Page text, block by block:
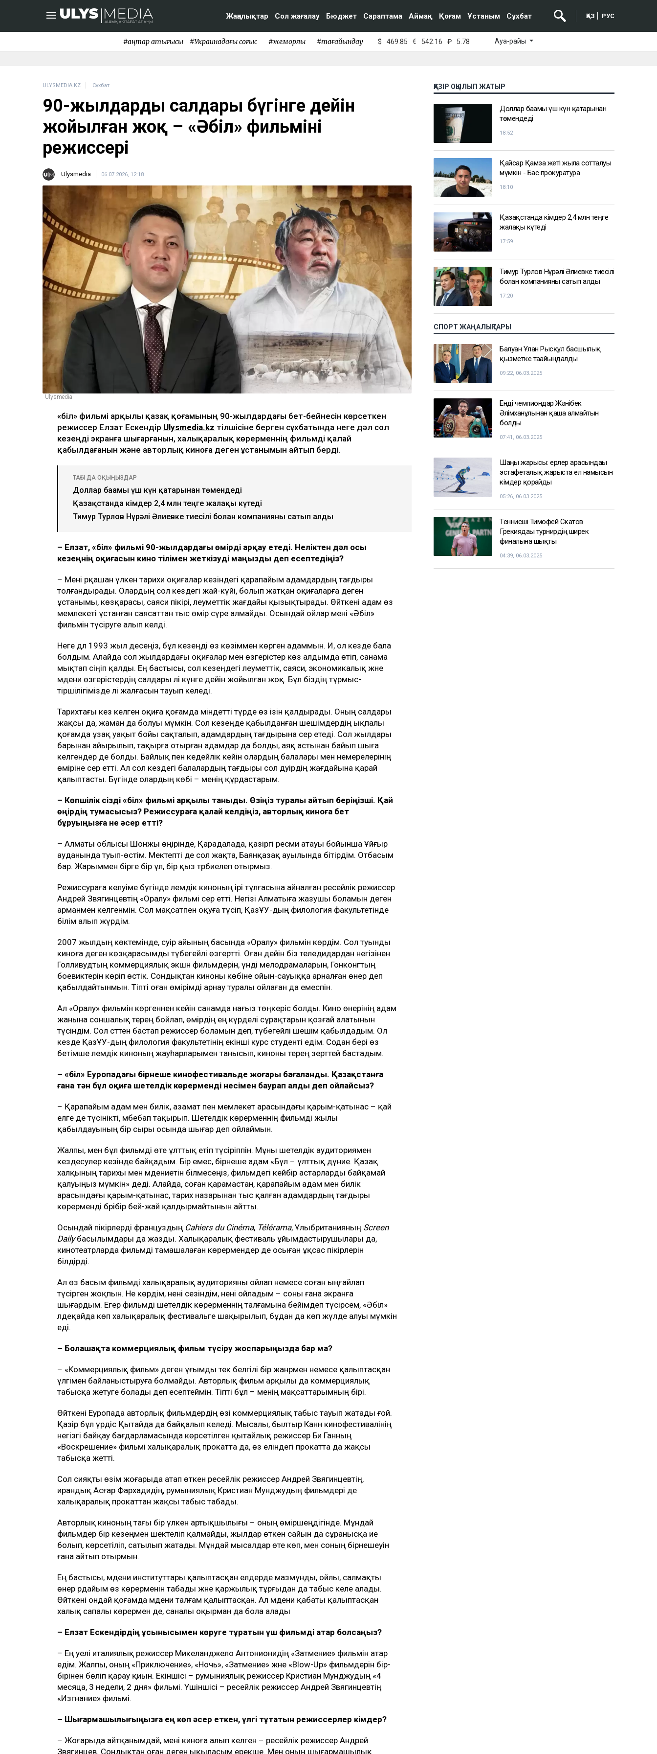
Жаңалықтар Сол жағалау Бюджет Сараптама Аймақ Қоғам Ұстаным Сұхбат ҚАЗ РУС
#қаңтар қақтығысы #Украинадағы соғыс #жемқорлық #тағайындау $ 469.85 € 542.16 ₽ 5.78 Ауа-райы
ULYSMEDIA.KZ Сұхбат
90-жылдардың салдары бүгінге дейін
жойылған жоқ – «Әбіл» фильмінің
режиссері
Ulysmedia 06.07.2026, 12:18
Ulysmedia
«Әбіл» фильмі арқылы қазақ қоғамының 90-жылдардағы бет-бейнесін көрсеткен
режиссер Елзат Ескендір Ulysmedia.kz тілшісіне берген сұхбатында неге дәл сол
кезеңді экранға шығарғанын, халықаралық көрерменнің фильмді қалай
қабылдағанын және авторлық киноға деген ұстанымын айтып берді.
ТАҒЫ ДА ОҚЫҢЫЗДАР
Доллар бағамы үш күн қатарынан төмендеді
Қазақстанда кімдер 2,4 млн теңге жалақы күтеді
Тимур Турлов Нұрәлі Әлиевке тиесілі болған компанияны сатып алды
– Елзат, «Әбіл» фильмі 90-жылдардағы өмірді арқау етеді. Неліктен дәл осы
кезеңнің оқиғасын кино тілімен жеткізуді маңызды деп есептедіңіз?
– Мені әрқашан үлкен тарихи оқиғалар кезіндегі қарапайым адамдардың тағдыры
толғандырады. Олардың сол кездегі жай-күйі, болып жатқан оқиғаларға деген
ұстанымы, көзқарасы, саяси пікірі, әлеуметтік жағдайы қызықтырады. Өйткені адам өз
мемлекеті ұстанған саясаттан тыс өмір сүре алмайды. Осындай ойлар мені «Әбіл»
фильмін түсіруге алып келді.
Неге дәл 1993 жыл десеңіз, бұл кезеңді өз көзіммен көрген адаммын. Иә, ол кезде бала
болдым. Алайда сол жылдардағы оқиғалар мен өзгерістер көз алдымда өтіп, санама
мықтап сіңіп қалды. Ең бастысы, сол кезеңдегі әлеуметтік, саяси, экономикалық және
мәдени өзгерістердің салдары әлі күнге дейін жойылған жоқ. Бұл біздің тұрмыс-
тіршілігімізде әлі жалғасын тауып келеді.
Тарихтағы кез келген оқиға қоғамда міндетті түрде өз ізін қалдырады. Оның салдары
жақсы да, жаман да болуы мүмкін. Сол кезеңде қабылданған шешімдердің ықпалы
қоғамда ұзақ уақыт бойы сақталып, адамдардың тағдырына әсер етеді. Сол жылдары
барынан айырылып, тақырға отырған адамдар да болды, аяқ астынан байып шыға
келгендер де болды. Байлық пен кедейлік кейін олардың балалары мен немерелерінің
өміріне әсер етті. Ал сол кездегі балалардың тағдыры сол дәуірдің жағдайына қарай
қалыптасты. Бүгінде олардың көбі – менің құрдастарым.
– Көпшілік сізді «Әбіл» фильмі арқылы таныды. Өзіңіз туралы айтып беріңізші. Қай
өңірдің тумасысыз? Режиссураға қалай келдіңіз, авторлық киноға бет
бұруыңызға не әсер етті?
– Алматы облысы Шонжы өңірінде, Қарадалада, қазіргі ресми атауы бойынша Ұйғыр
ауданында туып-өстім. Мектепті де сол жақта, Баянқазақ ауылында бітірдім. Отбасым
бар. Жарыммен бірге бір ұл, бір қыз тәрбиелеп отырмыз.
Режиссураға келуіме бүгінде әлемдік киноның ірі тұлғасына айналған ресейлік режиссер
Андрей Звягинцевтің «Оралу» фильмі әсер етті. Негізі Алматыға жазушы боламын деген
арманмен келгенмін. Сол мақсатпен оқуға түсіп, ҚазҰУ-дың филология факультетінде
білім алып жүрдім.
2007 жылдың көктемінде, сәуір айының басында «Оралу» фильмін көрдім. Сол туынды
киноға деген көзқарасымды түбегейлі өзгертті. Оған дейін біз теледидардан негізінен
Голливудтың коммерциялық экшн фильмдерін, үнді мелодрамаларын, Гонконгтың
боевиктерін көріп өстік. Сондықтан киноны көбіне ойын-сауыққа арналған өнер деп
қабылдайтынмын. Тіпті оған өмірімді арнау туралы ойлаған да емеспін.
Ал «Оралу» фильмін көргеннен кейін санамда нағыз төңкеріс болды. Кино өнерінің адам
жанына соншалық терең бойлап, өмірдің ең күрделі сұрақтарын қозғай алатынын
түсіндім. Сол сәттен бастап режиссер боламын деп, түбегейлі шешім қабылдадым. Ол
кезде ҚазҰУ-дың филология факультетінің екінші курс студенті едім. Содан бері өз
бетімше әлемдік киноның жауһарларымен танысып, киноны терең зерттей бастадым.
– «Әбіл» Еуропадағы бірнеше кинофестивальде жоғары бағаланды. Қазақстанға
ғана тән бұл оқиға шетелдік көрерменді несімен баурап алды деп ойлайсыз?
– Қарапайым адам мен билік, азамат пен мемлекет арасындағы қарым-қатынас – қай
елге де түсінікті, әмбебап тақырып. Шетелдік көрерменнің фильмді жылы
қабылдауының бір сыры осында шығар деп ойлаймын.
Жалпы, мен бұл фильмді өте ұлттық етіп түсіріппін. Мұны шетелдік аудиториямен
кездесулер кезінде байқадым. Бір емес, бірнеше адам «Бұл – ұлттық дүние. Қазақ
халқының тарихы мен мәдениетін білмесеңіз, фильмдегі кейбір астарларды байқамай
қалуыңыз мүмкін» деді. Алайда, соған қарамастан, қарапайым адам мен билік
арасындағы қарым-қатынас, тарих назарынан тыс қалған адамдардың тағдыры
көрерменді бәрібір бей-жай қалдырмайтынын айтты.
Осындай пікірлерді француздың Cahiers du Cinéma, Télérama, Ұлыбританияның Screen
Dailyбасылымдары да жазды. Халықаралық фестиваль ұйымдастырушылары да,
кинотеатрларда фильмді тамашалаған көрермендер де осыған ұқсас пікірлерін
білдірді.
Ал өз басым фильмді халықаралық аудиторияны ойлап немесе соған ыңғайлап
түсірген жоқпын. Не көрдім, нені сезіндім, нені ойладым – соны ғана экранға
шығардым. Егер фильмді шетелдік көрерменнің талғамына бейімдеп түсірсем, «Әбіл»
әлдеқайда көп халықаралық фестивальге шақырылып, бұдан да көп жүлде алуы мүмкін
еді.
– Болашақта коммерциялық фильм түсіру жоспарыңызда бар ма?
– «Коммерциялық фильм» деген ұғымды тек белгілі бір жанрмен немесе қалыптасқан
үлгімен байланыстыруға болмайды. Авторлық фильм арқылы да коммерциялық
табысқа жетуге болады деп есептеймін. Тіпті бұл – менің мақсаттарымның бірі.
Өйткені Еуропада авторлық фильмдердің өзі коммерциялық табыс тауып жатады ғой.
Қазір бұл үрдіс Қытайда да байқалып келеді. Мысалы, былтыр Канн кинофестивалінің
негізгі байқау бағдарламасында көрсетілген қытайлық режиссер Би Ганның
«Воскрешение» фильмі халықаралық прокатта да, өз еліндегі прокатта да жақсы
табысқа жетті.
Сол сияқты өзім жоғарыда атап өткен ресейлік режиссер Андрей Звягинцевтің,
ирандық Асғар Фархадидің, румыниялық Кристиан Мунджудың фильмдері де
халықаралық прокаттан жақсы табыс табады.
Авторлық киноның тағы бір үлкен артықшылығы – оның өміршеңдігінде. Мұндай
фильмдер бір кезеңмен шектеліп қалмайды, жылдар өткен сайын да сұранысқа ие
болып, көрсетіліп, сатылып жатады. Мұндай мысалдар өте көп, мен соның бірнешеуін
ғана айтып отырмын.
Ең бастысы, мәдени институттары қалыптасқан елдерде мазмұнды, ойлы, салмақты
өнер әрдайым өз көрерменін табады және қаржылық тұрғыдан да табыс әкеле алады.
Өйткені ондай қоғамда мәдени талғам қалыптасқан. Ал мәдени қабаты қалыптасқан
халық сапалы көрермен де, саналы оқырман да бола алады
– Елзат Ескендірдің ұсынысымен көруге тұратын үш фильмді атар болсаңыз?
– Ең әуелі италиялық режиссер Микеланджело Антонионидің «Затмение» фильмін атар
едім. Жалпы, оның «Приключение», «Ночь», «Затмение» және «Blow-Up» фильмдерін бір-
бірінен бөліп қарау қиын. Екіншісі – румыниялық режиссер Кристиан Мунджудың «4
месяца, 3 недели, 2 дня» фильмі. Үшіншісі – ресейлік режиссер Андрей Звягинцевтің
«Изгнание» фильмі.
– Шығармашылығыңызға ең көп әсер еткен, үлгі тұтатын режиссерлер кімдер?
– Жоғарыда айтқанымдай, мені киноға алып келген – ресейлік режиссер Андрей
Звягинцев. Сондықтан оған деген ықыласым ерекше. Мен оның шығармашылық
ҚАЗІР ОҚЫЛЫП ЖАТЫР
Доллар бағамы үш күн қатарынан
төмендеді
18:52
Қайсар Қамза жеті жылға сотталуы
мүмкін - Бас прокуратура
18:10
Қазақстанда кімдер 2,4 млн теңге
жалақы күтеді
17:59
Тимур Турлов Нұрәлі Әлиевке тиесілі
болған компанияны сатып алды
17:20
СПОРТ ЖАҢАЛЫҚТАРЫ
Балуан Ұлан Рысқұл басшылық
қызметке тағайындалды
09:22, 06.03.2025
Енді чемпиондар Жәнібек
Әлімханұлынан қаша алмайтын
болды
07:41, 06.03.2025
Шаңғы жарысы: ерлер арасындағы
эстафеталық жарыста ел намысын
кімдер қорғайды
05:26, 06.03.2025
Теннисші Тимофей Скатов
Грекиядағы турнирдің ширек
финалына шықты
04:39, 06.03.2025